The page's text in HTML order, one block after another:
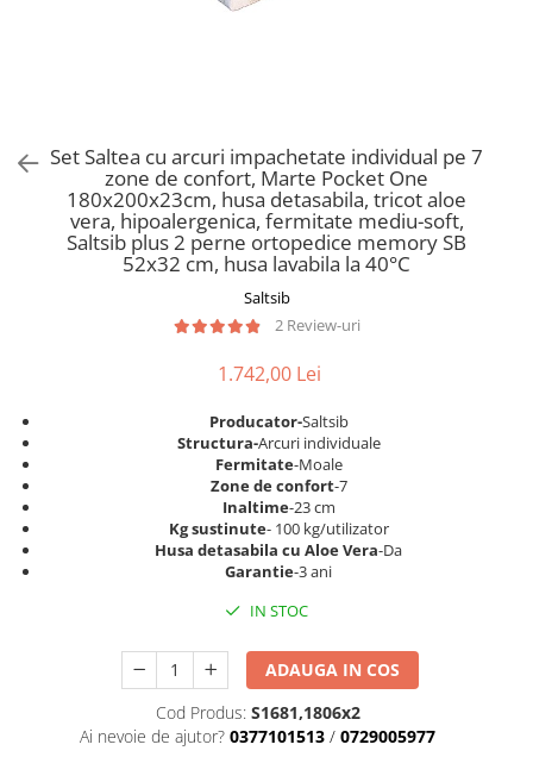
Saltele Memory Pocket
Saltele cu plasa arcuri
Saltele cu spuma
Saltele cu spuma
Saltele cu spuma poliuretanica
Saltele 160x200
Saltele 180x200
Top saltele
Top saltele 5 cm
Top saltele 10 cm
Saltele ieftine
Saltele cu plasa de arcuri
Saltele cu spuma
Scaune pentru living
Seturi comode living si vitrine
Mobila living
Comode living
Dulap birou
Birouri
Scaune pentru birou
Scaune pentru vizitatori
Scaune manager
Scaune pentru bucatarie
Mobila bucatarie
Seturi mese si scaune bucatarie
Mobilier hol
Scaune birou copii
Scaune resigilate
Scaune gradinita
Scaune conferinta
Set Saltea cu arcuri impachetate individual pe 7
zone de confort, Marte Pocket One
180x200x23cm, husa detasabila, tricot aloe
vera, hipoalergenica, fermitate mediu-soft,
Saltsib plus 2 perne ortopedice memory SB
52x32 cm, husa lavabila la 40°C
Saltsib
2 Review-uri
1.742,00 Lei
Producator-Saltsib
Structura-Arcuri individuale
Fermitate-Moale
Zone de confort-7
Inaltime-23 cm
Kg sustinute- 100 kg/utilizator
Husa detasabila cu Aloe Vera-Da
Garantie-3 ani
IN STOC
ADAUGA IN COS
Cod Produs: S1681,1806x2
Ai nevoie de ajutor? 0377101513 / 0729005977